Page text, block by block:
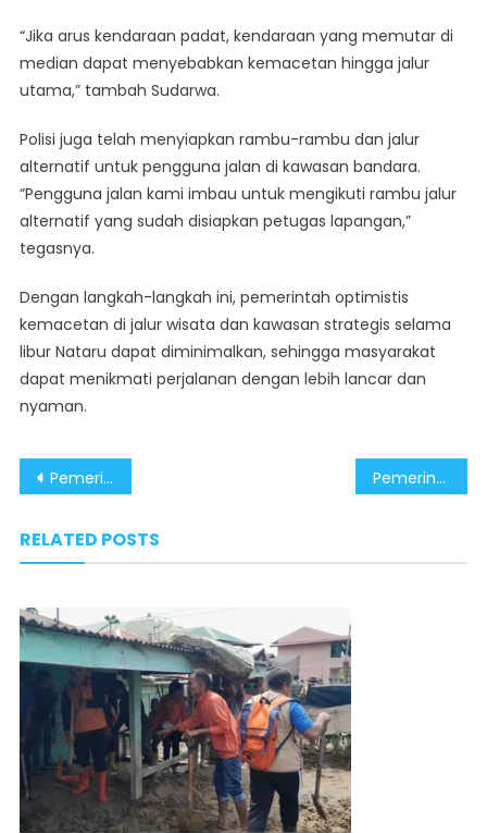
“Jika arus kendaraan padat, kendaraan yang memutar di
median dapat menyebabkan kemacetan hingga jalur
utama,” tambah Sudarwa.
Polisi juga telah menyiapkan rambu-rambu dan jalur
alternatif untuk pengguna jalan di kawasan bandara.
“Pengguna jalan kami imbau untuk mengikuti rambu jalur
alternatif yang sudah disiapkan petugas lapangan,”
tegasnya.
Dengan langkah-langkah ini, pemerintah optimistis
kemacetan di jalur wisata dan kawasan strategis selama
libur Nataru dapat diminimalkan, sehingga masyarakat
dapat menikmati perjalanan dengan lebih lancar dan
nyaman.
Post
Pemerintah Tegaskan Pasokan Listrik Stabil Saat Libur Tahun Baru Pemerintahan Prabowo-Gibran Pastikan Persiapan Tahun Baru 2025 Matang dan Optimal
RELATED POSTS